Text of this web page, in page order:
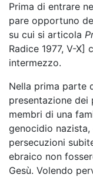
Prima di entrare
pare opportuno
su cui si articola
Radice 1977, V-X]
intermezzo.
Nella prima parte
presentazione
membri di una
genocidio
persecuzioni
ebraico non
Gesù. Volendo